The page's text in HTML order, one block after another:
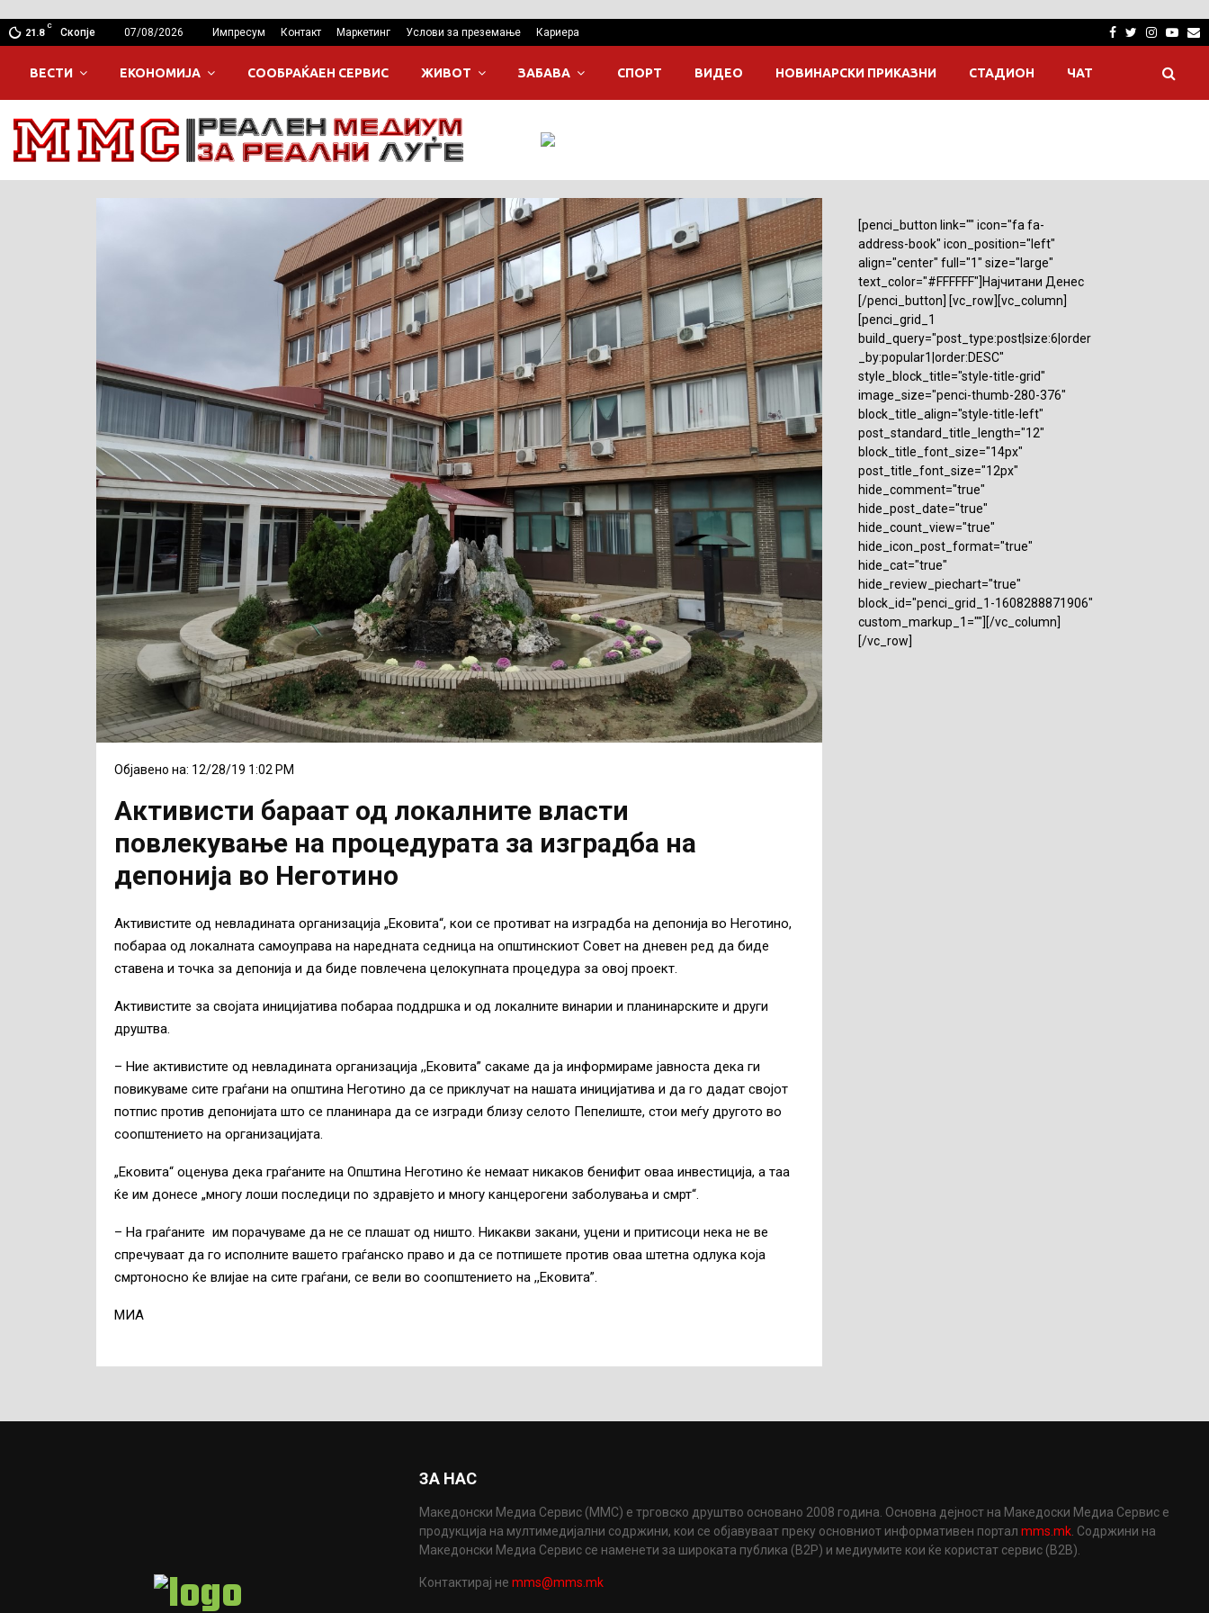
21.8
C
Скопје 07/08/2026 Импресум Контакт Маркетинг Услови за преземање Кариера Facebook
Twitter
ВЕСТИ ЕКОНОМИЈА СООБРАЌАЕН СЕРВИС ЖИВОТ ЗАБАВА СПОРТ ВИДЕО НОВИНАРСКИ ПРИКАЗНИ СТАДИОН ЧАТ
Објавено на: 12/28/19 1:02 PM
Активисти бараат од локалните власти
повлекување на процедурата за изградба на
депонија во Неготино
Активистите од невладината организација „Ековита“, кои се противат на изградба на депонија во Неготино,
побараа од локалната самоуправа на наредната седница на општинскиот Совет на дневен ред да биде
ставена и точка за депонија и да биде повлечена целокупната процедура за овој проект.
Активистите за својата иницијатива побараа поддршка и од локалните винарии и планинарските и други
друштва.
– Ние активистите од невладината организација ,,Ековита” сакаме да ја информираме јавноста дека ги
повикуваме сите граѓани на општина Неготино да се приклучат на нашата иницијатива и да го дадат својот
потпис против депонијата што се планинара да се изгради близу селото Пепелиште, стои меѓу другото во
соопштението на организацијата.
„Ековита“ оценува дека граѓаните на Општина Неготино ќе немаат никаков бенифит оваа инвестиција, а таа
ќе им донесе „многу лоши последици по здравјето и многу канцерогени заболувања и смрт“.
– На граѓаните им порачуваме да не се плашат од ништо. Никакви закани, уцени и притисоци нека не ве
спречуваат да го исполните вашето граѓанско право и да се потпишете против оваа штетна одлука која
смртоносно ќе влијае на сите граѓани, се вели во соопштението на ,,Ековита”.
МИА
[penci_button link="" icon="fa fa-
address-book" icon_position="left"
align="center" full="1" size="large"
text_color="#FFFFFF"]Најчитани Денес
[/penci_button] [vc_row][vc_column]
[penci_grid_1
build_query="post_type:post|size:6|order
_by:popular1|order:DESC"
style_block_title="style-title-grid"
image_size="penci-thumb-280-376"
block_title_align="style-title-left"
post_standard_title_length="12"
block_title_font_size="14px"
post_title_font_size="12px"
hide_comment="true"
hide_post_date="true"
hide_count_view="true"
hide_icon_post_format="true"
hide_cat="true"
hide_review_piechart="true"
block_id="penci_grid_1-1608288871906"
custom_markup_1=""][/vc_column]
[/vc_row]
ЗА НАС
Македонски Медиа Сервис (ММС) е трговско друштво основано 2008 година. Основна дејност на Македоски Медиа Сервис е
продукција на мултимедијални содржини, кои се објавуваат преку основниот информативен порталmms.mk . Содржини на
Македонски Медиа Сервис се наменети за широката публика (B2P) и медиумите кои ќе користат сервис (B2B).
Контактирај неmms@mms.mk